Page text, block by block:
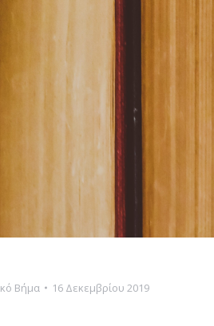
Βήμα 16 Δεκεμβρίου 2019